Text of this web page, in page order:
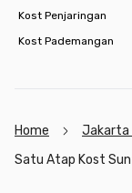
Kost Penjaringan
Kost Pademangan
Home Jakarta
Satu Atap Kost